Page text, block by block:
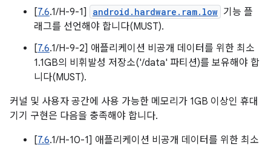
[7.6.1/H-9-1] android.hardware.ram.low 기능 플
래그를 선언해야 합니다(MUST).
[7.6.1/H-9-2] 애플리케이션 비공개 데이터를 위한 최소
1.1GB의 비휘발성 저장소('/data' 파티션)를 보유해야 합
니다(MUST).
커널 및 사용자 공간에 사용 가능한 메모리가 1GB 이상인 휴대
기기 구현은 다음을 충족해야 합니다.
[7.6.1/H-10-1] 애플리케이션 비공개 데이터를 위한 최소